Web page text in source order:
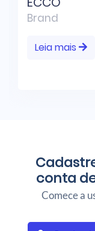
Brand
Leia mais
conta
Comece a